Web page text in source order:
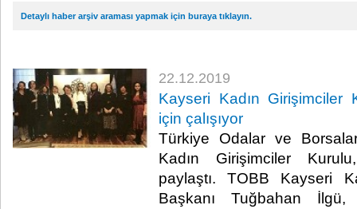
Detaylı haber arşiv araması yapmak için buraya tıklayın.
22.12.2019
Kayseri Kadın Girişimciler
için çalışıyor
Türkiye Odalar ve
Kadın Girişimciler
paylaştı. TOBB Kayseri
Başkanı Tuğbahan İlgü,